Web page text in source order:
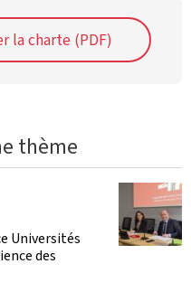
la charte (PDF)
thème
Universités
des